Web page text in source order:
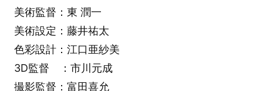
美術監督：東 潤一
美術設定：藤井祐太
色彩設計：江口亜紗美
3D監督 ：市川元成
撮影監督：富田喜允